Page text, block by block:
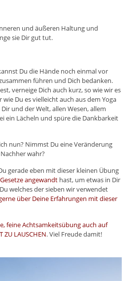
und äußeren Haltung und
sie Dir gut tut.
Du die Hände noch einmal vor
führen und Dich bedanken.
verneige Dich auch kurz, so wie wir es
Du es vielleicht auch aus dem Yoga
und der Welt, allen Wesen, allem
ein Lächeln und spüre die Dankbarkeit
nun? Nimmst Du eine Veränderung
wahr?
gerade eben mit dieser kleinen Übung
angewandthast, um etwas in Dir
welches der sieben wir verwendet
über Deine Erfahrungen mit dieser
feine Achtsamkeitsübung auch auf
ZU LAUSCHEN. Viel Freude damit!